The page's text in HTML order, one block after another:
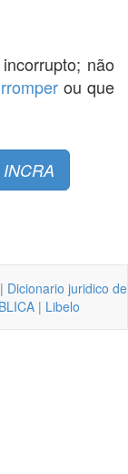
não
ou que
INCRA
| Dicionario juridico de
| Libelo